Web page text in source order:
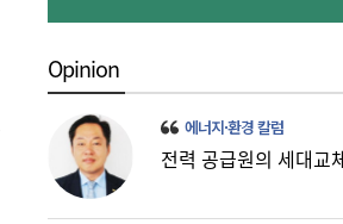
16:32
[금융권 풍향계] 취약계층 금융
업은행, 비대면 햇살론 출시 外
Opinion
에너지·환경 칼럼
전력 공급원의 세대교